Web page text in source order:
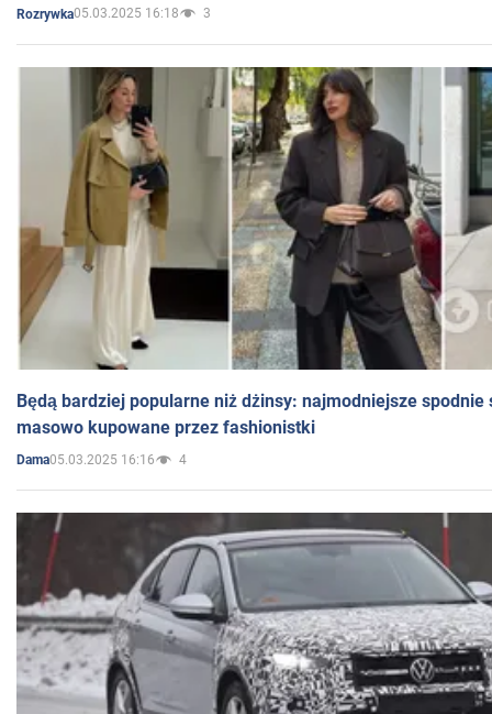
Rozrywka05.03.2025 16:18 3
Będą bardziej popularne niż dżinsy: najmodniejsze spodnie
masowo kupowane przez fashionistki
Dama05.03.2025 16:16 4